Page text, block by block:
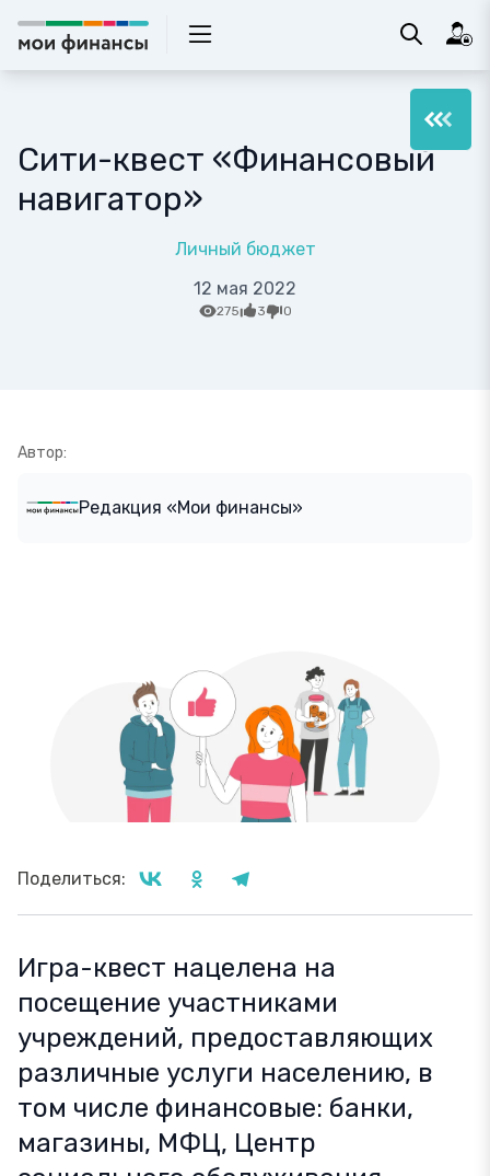
Сити-квест «Финансовый
навигатор»
Личный бюджет
12 мая 2022
275 3 0
Автор:
Редакция «Мои финансы»
Поделиться:
Игра-квест нацелена на
посещение участниками
учреждений, предоставляющих
различные услуги населению, в
том числе финансовые: банки,
магазины, МФЦ, Центр